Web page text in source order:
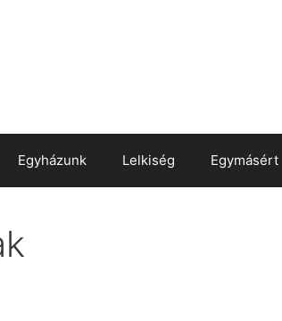
Egyházunk Lelkiség Egymásért